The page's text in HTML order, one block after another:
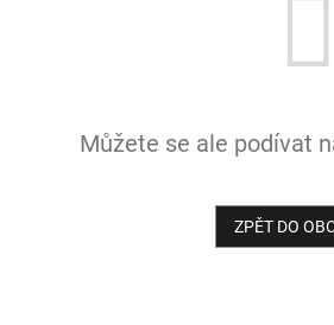
Můžete se ale podívat
ZPĚT DO